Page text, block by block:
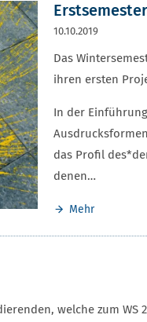
10.10.2019
Das
ihren ersten
In der
das Profil
denen…
Mehr
welche zum